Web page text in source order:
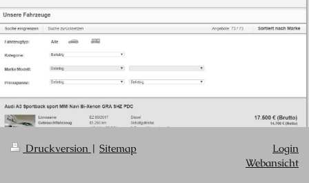
Druckversion | Sitemap
Login
Webansicht